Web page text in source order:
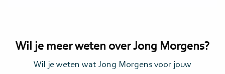
Wil je meer weten over Jong Morgens?
Wil je weten wat Jong Morgens voor jouw